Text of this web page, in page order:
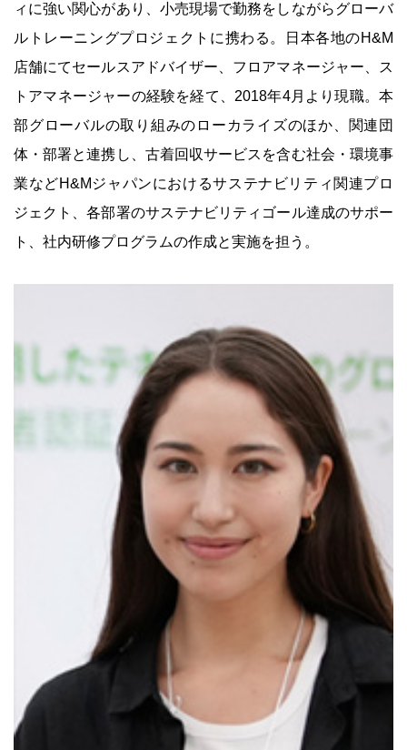
ィに強い関心があり、小売現場で勤務をしながらグローバ
ルトレーニングプロジェクトに携わる。日本各地のH&M
店舗にてセールスアドバイザー、フロアマネージャー、ス
トアマネージャーの経験を経て、2018年4月より現職。本
部グローバルの取り組みのローカライズのほか、関連団
体・部署と連携し、古着回収サービスを含む社会・環境事
業などH&Mジャパンにおけるサステナビリティ関連プロ
ジェクト、各部署のサステナビリティゴール達成のサポー
ト、社内研修プログラムの作成と実施を担う。